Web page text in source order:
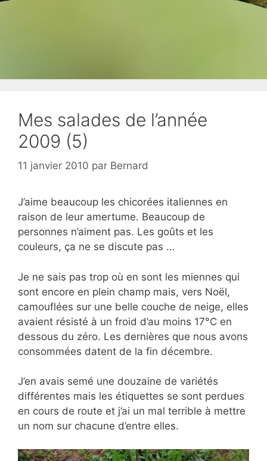
Mes salades de l’année
2009 (5)
11 janvier 2010 par Bernard
J’aime beaucoup les chicorées italiennes en
raison de leur amertume. Beaucoup de
personnes n’aiment pas. Les goûts et les
couleurs, ça ne se discute pas …
Je ne sais pas trop où en sont les miennes qui
sont encore en plein champ mais, vers Noël,
camouflées sur une belle couche de neige, elles
avaient résisté à un froid d’au moins 17°C en
dessous du zéro. Les dernières que nous avons
consommées datent de la fin décembre.
J’en avais semé une douzaine de variétés
différentes mais les étiquettes se sont perdues
en cours de route et j’ai un mal terrible à mettre
un nom sur chacune d’entre elles.